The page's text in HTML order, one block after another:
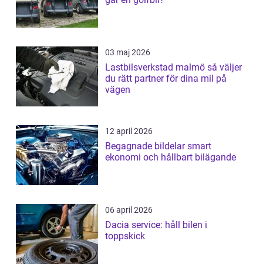
03 maj 2026
Lastbilsverkstad malmö så väljer
du rätt partner för dina mil på
vägen
12 april 2026
Begagnade bildelar smart
ekonomi och hållbart bilägande
06 april 2026
Dacia service: håll bilen i
toppskick